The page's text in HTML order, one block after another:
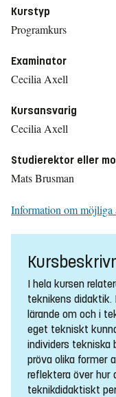
Kurstyp
Programkurs
Examinator
Cecilia Axell
Kursansvarig
Cecilia Axell
Studierektor eller
Mats Brusman
Information om möjliga
I hela kursen
teknikens didaktik.
lärande om och i
eget tekniskt
individers tekniska
pröva olika former
reflektera över hur
teknikdidaktiskt